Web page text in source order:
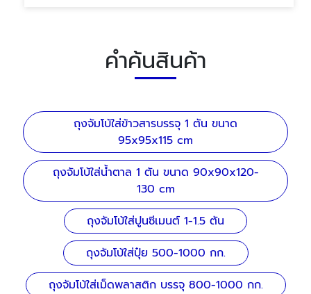
คำค้นสินค้า
ถุงจัมโบ้ใส่ข้าวสารบรรจุ 1 ตัน ขนาด
95x95x115 cm
ถุงจัมโบ้ใส่น้ำตาล 1 ตัน ขนาด 90x90x120-
130 cm
ถุงจัมโบ้ใส่ปูนซีเมนต์ 1-1.5 ตัน
ถุงจัมโบ้ใส่ปุ๋ย 500-1000 กก.
ถุงจัมโบ้ใส่เม็ดพลาสติก บรรจุ 800-1000 กก.